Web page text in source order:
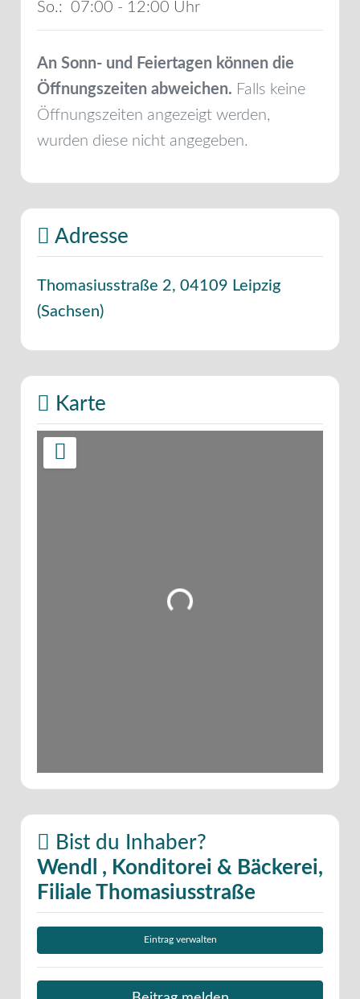
So.: 07:00 - 12:00
An Sonn- und Feiertagen können die
Öffnungszeiten abweichen. Falls keine
Öffnungszeiten angezeigt werden,
wurden diese nicht angegeben.
Adresse
Thomasiusstraße 2, 04109 Leipzig
(Sachsen)
Karte
Wird geladen …
Bist du Inhaber?
Wendl , Konditorei & Bäckerei,
Filiale Thomasiusstraße
Eintrag verwalten